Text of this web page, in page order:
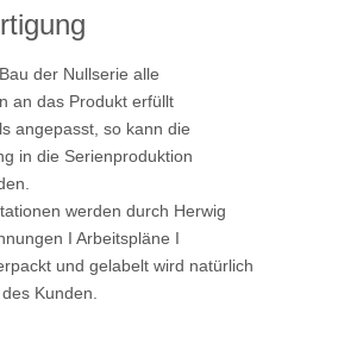
der Nullserie alle
an das Produkt erfüllt
angepasst, so kann die
in die Serienproduktion
werden durch Herwig
I Arbeitspläne I
und gelabelt wird natürlich
Kunden.